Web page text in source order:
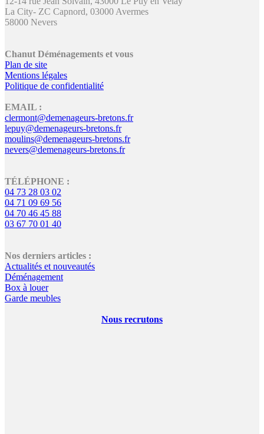
La City- ZC Capnord, 03000 Avermes
58000 Nevers
Chanut Déménagements et vous
Plan de site
Mentions légales
Politique de confidentialité
EMAIL :
clermont@demenageurs-bretons.fr
lepuy@demenageurs-bretons.fr
moulins@demenageurs-bretons.fr
nevers@demenageurs-bretons.fr
TÉLÉPHONE :
04 73 28 03 02
04 71 09 69 56
04 70 46 45 88
03 67 70 01 40
Nos derniers articles :
Actualités et nouveautés
Déménagement
Box à louer
Garde meubles
Nous recrutons